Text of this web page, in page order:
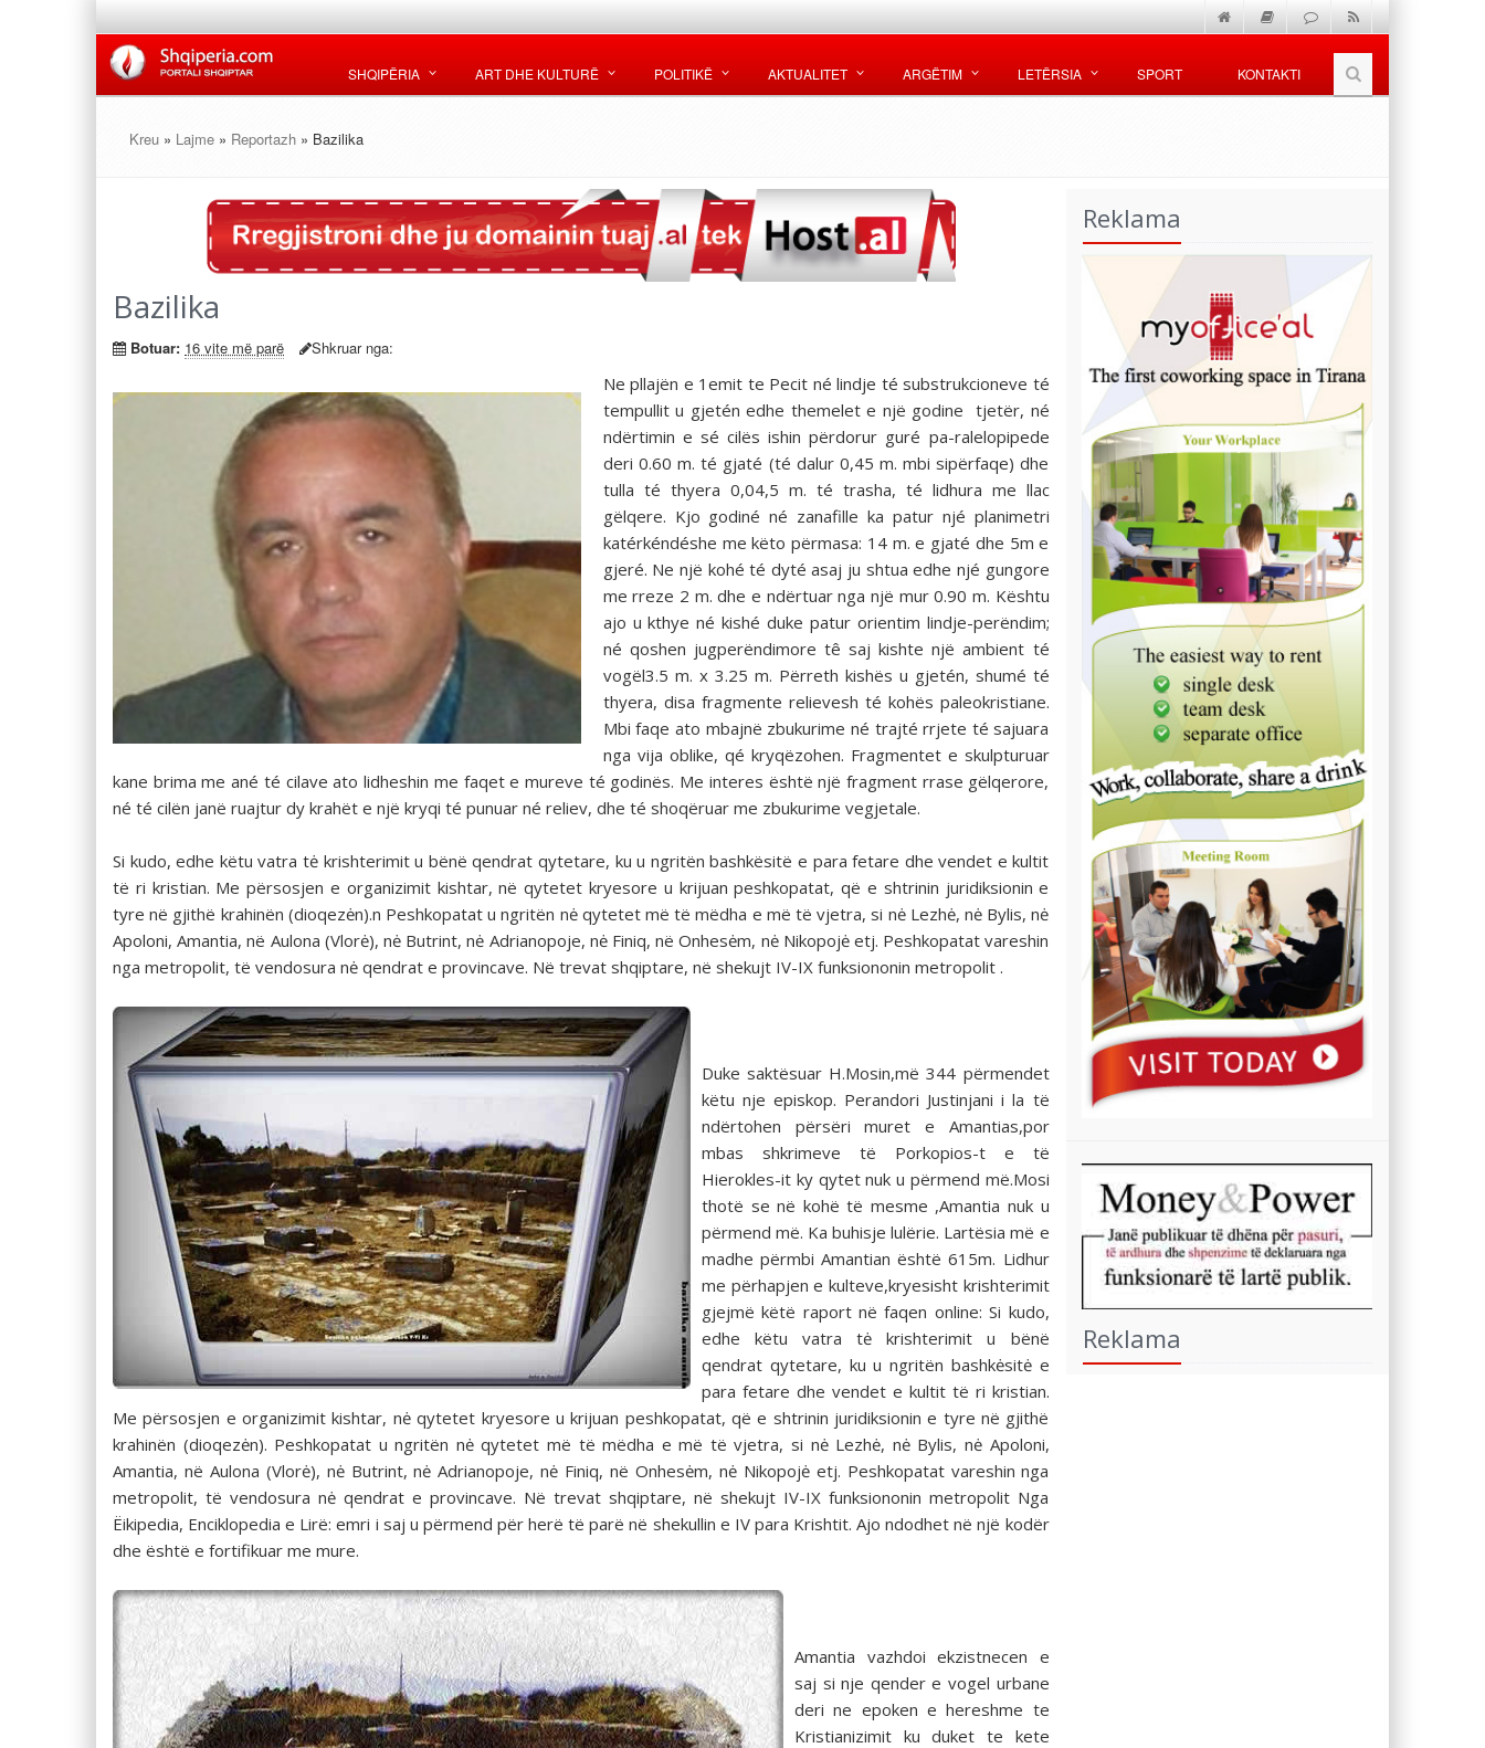
SHQIPËRIA ART DHE KULTURË POLITIKË AKTUALITET ARGËTIM LETËRSIA SPORT KONTAKTI
Kreu » Lajme » Reportazh » Bazilika
Bazilika
Botuar: 16 vite më parë Shkruar nga:
Ne pllajën e 1emit te Pecit né lindje té substrukcioneve té
tempullit u gjetén edhe themelet e një godine tjetër, né
ndërtimin e sé cilës ishin përdorur guré pa-ralelopipede
deri 0.60 m. té gjaté (té dalur 0,45 m. mbi sipërfaqe) dhe
tulla té thyera 0,04,5 m. té trasha, té lidhura me llac
gëlqere. Kjo godiné né zanafille ka patur njé planimetri
katérkéndéshe me këto përmasa: 14 m. e gjaté dhe 5m e
gjeré. Ne një kohé té dyté asaj ju shtua edhe njé gungore
me rreze 2 m. dhe e ndërtuar nga një mur 0.90 m. Kështu
ajo u kthye né kishé duke patur orientim lindje-perëndim;
né qoshen jugperëndimore tê saj kishte një ambient té
vogël3.5 m. x 3.25 m. Përreth kishës u gjetén, shumé té
thyera, disa fragmente relievesh té kohës paleokristiane.
Mbi faqe ato mbajnë zbukurime né trajté rrjete té sajuara
nga vija oblike, qé kryqëzohen. Fragmentet e skulpturuar
kane brima me ané té cilave ato lidheshin me faqet e mureve té godinës. Me interes është një fragment rrase gëlqerore,
né té cilën janë ruajtur dy krahët e një kryqi té punuar né reliev, dhe té shoqëruar me zbukurime vegjetale.
Si kudo, edhe këtu vatra tė krishterimit u bënë qendrat qytetare, ku u ngritën bashkësitë e para fetare dhe vendet e kultit
të ri kristian. Me përsosjen e organizimit kishtar, në qytetet kryesore u krijuan peshkopatat, që e shtrinin juridiksionin e
tyre në gjithë krahinën (dioqezėn).n Peshkopatat u ngritën nė qytetet më të mëdha e më të vjetra, si nė Lezhė, nė Bylis, nė
Apoloni, Amantia, në Aulona (Vlorė), nė Butrint, nė Adrianopoje, nė Finiq, në Onhesėm, nė Nikopojė etj. Peshkopatat vareshin
nga metropolit, të vendosura nė qendrat e provincave. Në trevat shqiptare, në shekujt IV-IX funksiononin metropolit .
Duke saktësuar H.Mosin,më 344 përmendet
këtu nje episkop. Perandori Justinjani i la të
ndërtohen përsëri muret e Amantias,por
mbas shkrimeve të Porkopios-t e të
Hierokles-it ky qytet nuk u përmend më.Mosi
thotë se në kohë të mesme ,Amantia nuk u
përmend më. Ka buhisje lulërie. Lartësia më e
madhe përmbi Amantian është 615m. Lidhur
me përhapjen e kulteve,kryesisht krishterimit
gjejmë këtë raport në faqen online: Si kudo,
edhe këtu vatra tė krishterimit u bënë
qendrat qytetare, ku u ngritën bashkėsitė e
para fetare dhe vendet e kultit të ri kristian.
Me përsosjen e organizimit kishtar, nė qytetet kryesore u krijuan peshkopatat, që e shtrinin juridiksionin e tyre në gjithë
krahinën (dioqezėn). Peshkopatat u ngritën nė qytetet më të mëdha e më të vjetra, si nė Lezhė, nė Bylis, nė Apoloni,
Amantia, në Aulona (Vlorė), nė Butrint, nė Adrianopoje, nė Finiq, në Onhesėm, nė Nikopojė etj. Peshkopatat vareshin nga
metropolit, të vendosura nė qendrat e provincave. Në trevat shqiptare, në shekujt IV-IX funksiononin metropolit Nga
Ëikipedia, Enciklopedia e Lirë: emri i saj u përmend për herë të parë në shekullin e IV para Krishtit. Ajo ndodhet në një kodër
dhe është e fortifikuar me mure.
Amantia vazhdoi ekzistnecen e
saj si nje qender e vogel urbane
deri ne epoken e hereshme te
Kristianizimit ku duket te kete
Reklama
Reklama